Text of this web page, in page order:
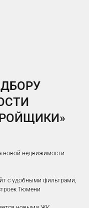
новой недвижимости
с удобными фильтрами,
Тюмени